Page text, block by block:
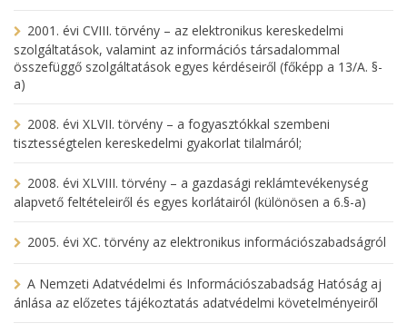
2001. évi CVIII. törvény – az elektronikus kereskedelmi
szolgáltatások, valamint az információs társadalommal
összefüggő szolgáltatások egyes kérdéseiről (főképp a 13/A. §-
a)
2008. évi XLVII. törvény – a fogyasztókkal szembeni
tisztességtelen kereskedelmi gyakorlat tilalmáról;
2008. évi XLVIII. törvény – a gazdasági reklámtevékenység
alapvető feltételeiről és egyes korlátairól (különösen a 6.§-a)
2005. évi XC. törvény az elektronikus információszabadságról
A Nemzeti Adatvédelmi és Információszabadság Hatóság aj
ánlása az előzetes tájékoztatás adatvédelmi követelményeiről